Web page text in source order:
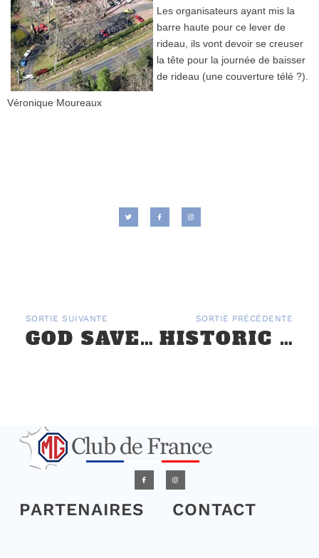
Les organisateurs ayant mis la
barre haute pour ce lever de
rideau, ils vont devoir se creuser
la tête pour la journée de baisser
de rideau (une couverture télé ?).
Véronique Moureaux
SORTIE SUIVANTE
GOD SAVE THE CAR À MONTLHÉRY – 9 AVRIL
SORTIE PRÉCÉDENTE
HISTORIC TOUR LE CASTELLET – 1ER AVRIL 2018 – SUD EST
PARTENAIRES CONTACT